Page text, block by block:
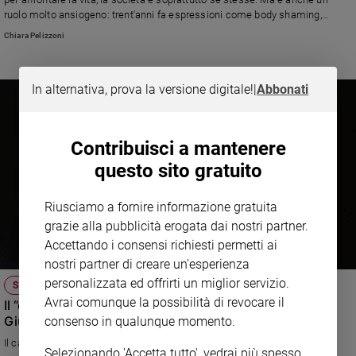
e
giovani
Bioetica
Foto
Video
Podcast
Privacy
ruolo molto ansiogeno: trent'anni fa espressioni come body shaming,
femminicidio, revenge porn non esistevano. E quando arriva un fidanzato
Chiara Pelizzoni
SANTO DEL GIORNO
Il “disobbediente” che si prese cura di Gesù. San
Giuseppe raccontato dal cardinale Ravasi
Il cardinale e biblista Gianfranco Ravasi ci guida alla scoperta del
In alternativa, prova la versione digitale!|Abbonati
Contribuisci a mantenere
questo sito gratuito
Riusciamo a fornire informazione gratuita
grazie alla pubblicità erogata dai nostri partner.
Accettando i consensi richiesti permetti ai
nostri partner di creare un'esperienza
personalizzata ed offrirti un miglior servizio.
Avrai comunque la possibilità di revocare il
consenso in qualunque momento.